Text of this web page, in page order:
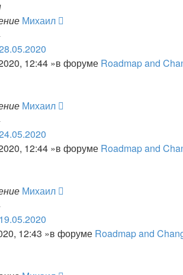
Михаил
12:44 »в форуме Roadmap and
Михаил
12:44 »в форуме Roadmap and
Михаил
12:43 »в форуме Roadmap and